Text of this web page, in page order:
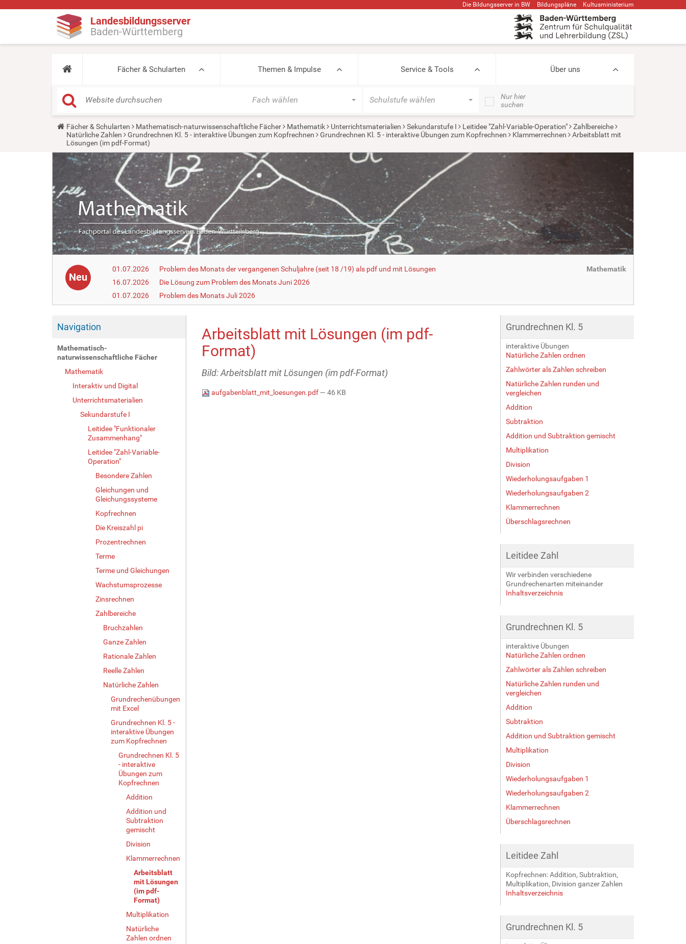
Die Bildungsserver in BW Bildungspläne Kultusministerium
Landesbildungsserver
Baden-Württemberg
Fächer & Schularten Themen & Impulse Service & Tools Über uns
Fach wählen Schulstufe wählen
Nur hier
suchen
Y
a
r
e
:
Fächer & Schularten Mathematisch-naturwissenschaftliche Fächer Mathematik Unterrichtsmaterialien Sekundarstufe I Leitidee "Zahl-Variable-Operation"
Zahlbereiche
Natürliche Zahlen
Grundrechnen Kl. 5 - interaktive Übungen zum Kopfrechnen Grundrechnen Kl. 5 - interaktive Übungen zum Kopfrechnen Klammerrechnen
Arbeitsblatt mit
Lösungen (im pdf-Format)
Neu
01.07.2026
Problem des Monats der vergangenen Schuljahre (seit 18 /19) als pdf und mit Lösungen
16.07.2026
Die Lösung zum Problem des Monats Juni 2026
01.07.2026
Problem des Monats Juli 2026
Mathematik
Navigation
Mathematisch-
naturwissenschaftliche Fächer
Mathematik
Interaktiv und Digital
Unterrichtsmaterialien
Sekundarstufe I
Leitidee "Funktionaler
Zusammenhang"
Leitidee "Zahl-Variable-
Operation"
Besondere Zahlen
Gleichungen und
Gleichungssysteme
Kopfrechnen
Die Kreiszahl pi
Prozentrechnen
Terme
Terme und Gleichungen
Wachstumsprozesse
Zinsrechnen
Zahlbereiche
Bruchzahlen
Ganze Zahlen
Rationale Zahlen
Reelle Zahlen
Natürliche Zahlen
Grundrechenübungen
mit Excel
Grundrechnen Kl. 5 -
interaktive Übungen
zum Kopfrechnen
Grundrechnen Kl. 5
- interaktive
Übungen zum
Kopfrechnen
Addition
Addition und
Subtraktion
gemischt
Division
Klammerrechnen
Arbeitsblatt
mit Lösungen
(im pdf-
Format)
Multiplikation
Natürliche
Zahlen ordnen
Arbeitsblatt mit Lösungen (im pdf-
Format)
Bild: Arbeitsblatt mit Lösungen (im pdf-Format)
aufgabenblatt_mit_loesungen.pdf— 46 KB
Grundrechnen Kl. 5
interaktive Übungen
Natürliche Zahlen ordnen
Zahlwörter als Zahlen schreiben
Natürliche Zahlen runden und
vergleichen
Addition
Subtraktion
Addition und Subtraktion gemischt
Multiplikation
Division
Wiederholungsaufgaben 1
Wiederholungsaufgaben 2
Klammerrechnen
Überschlagsrechnen
Leitidee Zahl
Wir verbinden verschiedene
Grundrechenarten miteinander
Inhaltsverzeichnis
Grundrechnen Kl. 5
interaktive Übungen
Natürliche Zahlen ordnen
Zahlwörter als Zahlen schreiben
Natürliche Zahlen runden und
vergleichen
Addition
Subtraktion
Addition und Subtraktion gemischt
Multiplikation
Division
Wiederholungsaufgaben 1
Wiederholungsaufgaben 2
Klammerrechnen
Überschlagsrechnen
Leitidee Zahl
Kopfrechnen: Addition, Subtraktion,
Multiplikation, Division ganzer Zahlen
Inhaltsverzeichnis
Grundrechnen Kl. 5